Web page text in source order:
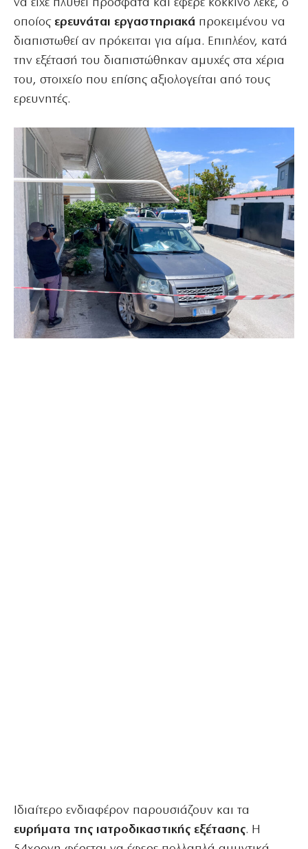
να είχε πλυθεί πρόσφατα και έφερε κόκκινο λεκέ, ο
οποίος ερευνάται εργαστηριακά προκειμένου να
διαπιστωθεί αν πρόκειται για αίμα. Επιπλέον, κατά
την εξέτασή του διαπιστώθηκαν αμυχές στα χέρια
του, στοιχείο που επίσης αξιολογείται από τους
ερευνητές.
Ιδιαίτερο ενδιαφέρον παρουσιάζουν και τα
ευρήματα της ιατροδικαστικής εξέτασης. Η